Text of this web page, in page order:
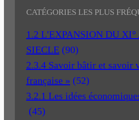
CATÉGORIES LES PLUS
1.2 L'EXPANSION DU
SIECLE (90)
2.3.4 Savoir bâtir et savoir
française » (52)
3.2.1 Les idées
(45)